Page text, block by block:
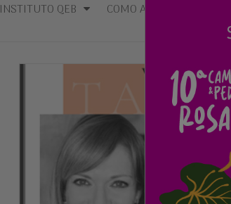
INSTITUTO QEB COMO AJUDAR